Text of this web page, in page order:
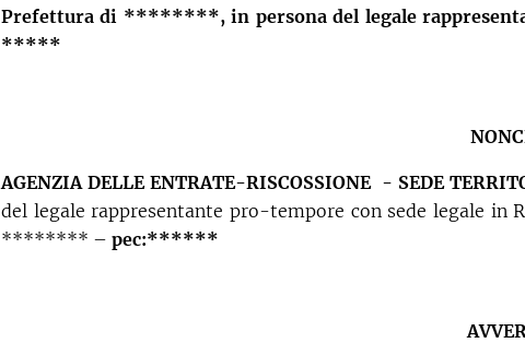
Prefettura di ********, in persona del legale
*****
AGENZIA DELLE ENTRATE-RISCOSSIONE - SEDE
del legale rappresentante pro-tempore con sede legale in
******** – pec:******